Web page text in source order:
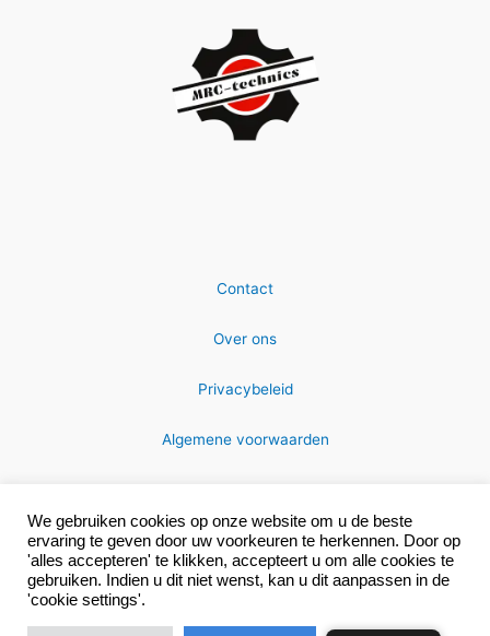
Contact
Over ons
Privacybeleid
Algemene voorwaarden
Copyright © 2026 MRC-technics
We gebruiken cookies op onze website om u de beste
ervaring te geven door uw voorkeuren te herkennen. Door op
'alles accepteren' te klikken, accepteert u om alle cookies te
gebruiken. Indien u dit niet wenst, kan u dit aanpassen in de
'cookie settings'.